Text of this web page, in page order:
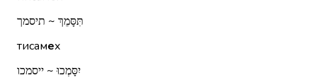
תִּסָּמֵךְ ~ תיסמך
тисамех
יִסָּמְכוּ ~ ייסמכו